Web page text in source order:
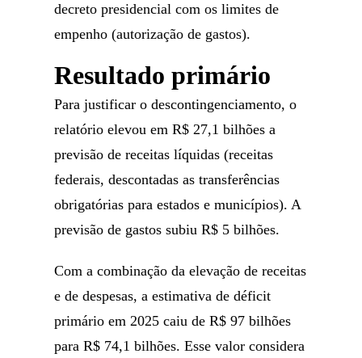
decreto presidencial com os limites de
empenho (autorização de gastos).
Resultado primário
Para justificar o descontingenciamento, o
relatório elevou em R$ 27,1 bilhões a
previsão de receitas líquidas (receitas
federais, descontadas as transferências
obrigatórias para estados e municípios). A
previsão de gastos subiu R$ 5 bilhões.
Com a combinação da elevação de receitas
e de despesas, a estimativa de déficit
primário em 2025 caiu de R$ 97 bilhões
para R$ 74,1 bilhões. Esse valor considera